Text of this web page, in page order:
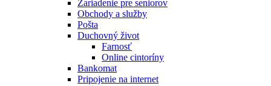
Zariadenie pre seniorov
Obchody a služby
Pošta
Duchovný život
Farnosť
Online cintoríny
Bankomat
Pripojenie na internet